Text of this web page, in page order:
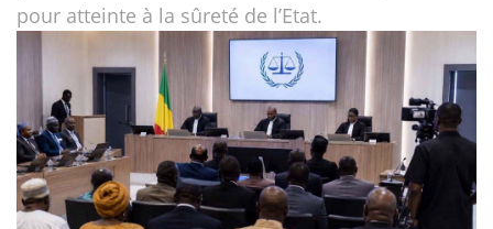
pour atteinte à la sûreté de l’Etat.